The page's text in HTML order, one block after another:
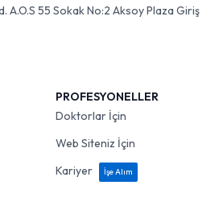
A.O.S 55 Sokak No:2 Aksoy Plaza Giriş
PROFESYONELLER
Doktorlar İçin
Web Siteniz İçin
Kariyer
İşe Alım